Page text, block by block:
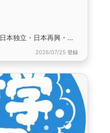
千葉ゆうこく連合は、「日本独立・日本再興・日本救世」を活動する市民団体です。
2026/07/25 登録